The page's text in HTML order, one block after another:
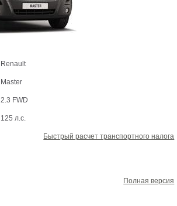
Renault
Master
2.3 FWD
125 л.с.
Быстрый расчет транспортного налога
Полная версия